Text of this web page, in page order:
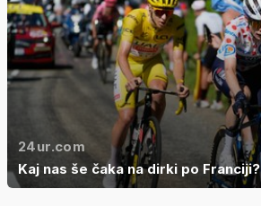
24ur.com
Kaj nas še čaka na dirki po Franciji?